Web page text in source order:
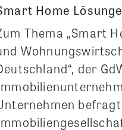
Home
Thema „Smart
der